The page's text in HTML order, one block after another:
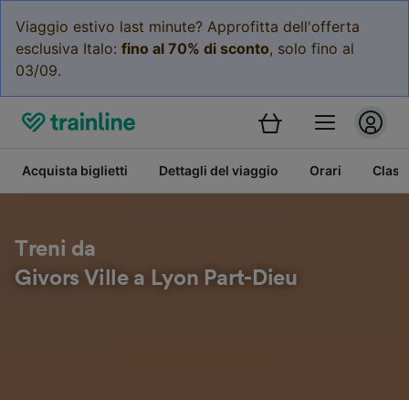
Viaggio estivo last minute? Approfitta dell'offerta
esclusiva Italo: fino al 70% di sconto, solo fino al
03/09.
Acquista biglietti Dettagli del viaggio Orari
Treni da
Givors Ville a Lyon Part-Dieu